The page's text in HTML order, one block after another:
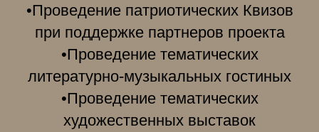
•Проведение патриотических Квизов
при поддержке партнеров проекта
•Проведение тематических
литературно-музыкальных гостиных
•Проведение тематических
художественных выставок